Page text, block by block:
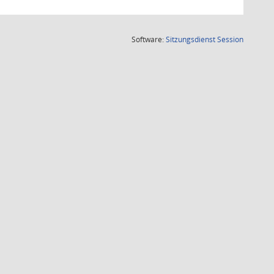
Software:SitzungsdienstSession(Wird in